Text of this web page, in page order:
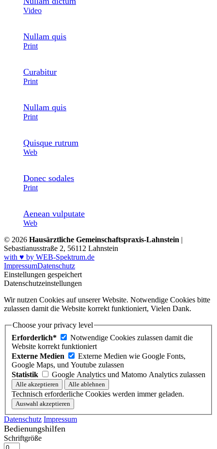
Video
Nullam quis
Print
Curabitur
Print
Nullam quis
Print
Quisque rutrum
Web
Donec sodales
Print
Aenean vulputate
Web
© 2026 Hausärztliche Gemeinschaftspraxis-Lahnstein |
Sebastianusstraße 2, 56112 Lahnstein
with ♥ by WEB-Spektrum.de
ImpressumDatenschutz
Einstellungen gespeichert
Datenschutzeinstellungen
Wir nutzen Cookies auf unserer Website. Notwendige Cookies bitte
zulassen damit die Website korrekt funktioniert, Vielen Dank.
Choose your privacy level
Erforderlich*
Notwendige Cookies zulassen damit die
Website korrekt funktioniert
Externe Medien
Externe Medien wie Google Fonts,
Google Maps, und Youtube zulassen
Statistik
Google Analytics und Matomo Analytics zulassen
Technisch erforderliche Cookies werden immer geladen.
Datenschutz Impressum
Bedienungshilfen
Schriftgröße